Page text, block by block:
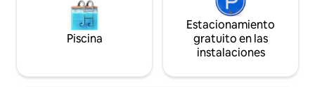
Piscina
Estacionamiento
gratuito en las
instalaciones